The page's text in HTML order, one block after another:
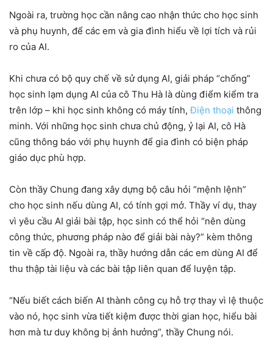
Ngoài ra, trường học cần nâng cao nhận thức cho học sinh
và phụ huynh, để các em và gia đình hiểu về lợi tích và rủi
ro của AI.
Khi chưa có bộ quy chế về sử dụng AI, giải pháp “chống”
học sinh lạm dụng AI của cô Thu Hà là dùng điểm kiểm tra
trên lớp – khi học sinh không có máy tính,Điện thoại thông
minh. Với những học sinh chưa chủ động, ỷ lại AI, cô Hà
cũng thông báo với phụ huynh để gia đình có biện pháp
giáo dục phù hợp.
Còn thầy Chung đang xây dựng bộ câu hỏi “mệnh lệnh”
cho học sinh nếu dùng AI, có tính gợi mở. Thầy ví dụ, thay
vì yêu cầu AI giải bài tập, học sinh có thể hỏi “nên dùng
công thức, phương pháp nào để giải bài này?” kèm thông
tin về cấp độ. Ngoài ra, thầy hướng dẫn các em dùng AI để
thu thập tài liệu và các bài tập liên quan để luyện tập.
“Nếu biết cách biến AI thành công cụ hỗ trợ thay vì lệ thuộc
vào nó, học sinh vừa tiết kiệm được thời gian học, hiểu bài
hơn mà tư duy không bị ảnh hưởng”, thầy Chung nói.